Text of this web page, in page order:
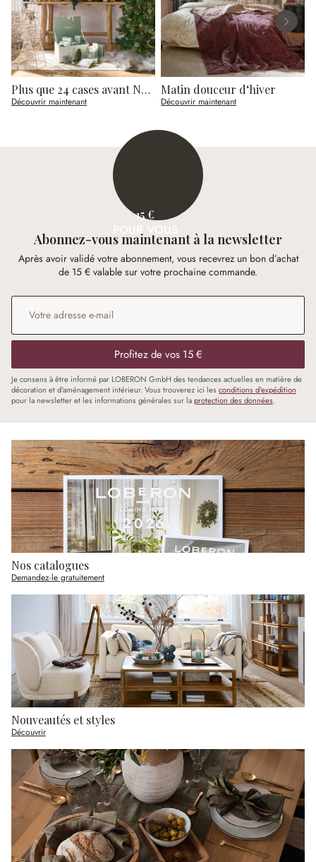
Plus que 24 cases avant Noël
Découvrir maintenant
Matin douceur d‘hiver
Découvrir maintenant
15 €
POUR VOUS
Abonnez-vous maintenant à la newsletter
Après avoir validé votre abonnement, vous recevrez un bon d’achat
de 15 € valable sur votre prochaine commande.
Adresse e-mail
Profitez de vos 15 €
Je consens à être informé par LOBERON GmbH des tendances actuelles en matière de
décoration et d'aménagement intérieur. Vous trouverez ici les conditions d'expédition
pour la newsletter et les informations générales sur laprotection des données.
Nos catalogues
Demandez-le gratuitement
Nouveautés et styles
Découvrir